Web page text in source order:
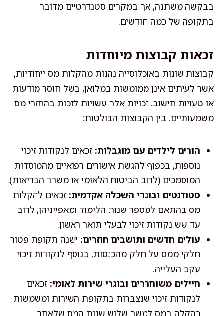
בבקשה משתנה, אך במקרים סטנדרטיים מדובר
בתקופה של כמה חודשים.
זכאות קבוצות מיוחדות
קבוצות שונות באוכלוסייה נהנות מהקלות מס ייחודיות,
אשר לעיתים אינן ממומשות במלואן, בשל חוסר מודעות
או טעויות חישוב. זכויות אלה עשויות לזכות בהחזרי מס
משמעותיים. בין הקבוצות הבולטות:
הורים לילדים עם מוגבלות: זכאים לנקודות זיכוי
נוספות, בכפוף להגשת אישורים רפואיים מהמוסדות
המוסמכים (לרוב הביטוח הלאומי או משרד הבריאות).
סטודנטים ובוגרי השכלה אקדמית: זכאים להקלות
מס בהתאם למספר שנות הלימוד ומאפייניהן, לרוב
עד שש נקודות זיכוי לבעלי תואר ראשון.
עולים חדשים ותושבים חוזרים: ישנה תקופת פטור
חלקי ממס על חלק מהכנסות, בנוסף לנקודות זיכוי
עקב העלייה.
חיילים משוחררים ובוגרי שירות לאומי: זכאים
לנקודות זיכוי שנצברות בתקופת השירות ומשמשות
כהקלה במס למשך שלוש שנות המס שלאחר